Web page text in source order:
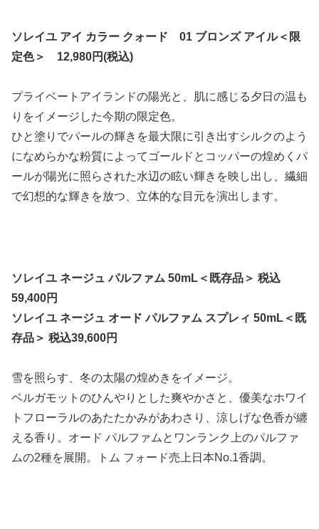
ソレイユ アイ カラー クォード 01 ブロンズ アイル＜限
定色＞ 12,980円(税込)
プライベートアイランドの陽光と、肌に感じる夕日の温も
りをイメージした今期の限定色。
ひと塗りでパールの輝きを最大限に引き出すシルクのよう
になめらかな粉質によってゴールドとコッパーの煌めくパ
ールが陽光に照らされた水辺の眩い輝きを映し出し、繊細
で幻想的な輝きを放つ、立体的な目元を演出します。
ソレイユ ネージュ パルファム 50mL＜既存品＞ 税込
59,400円
ソレイユ ネージュ オード パルファム スプレィ 50mL＜既
存品＞ 税込39,600円
雪を照らす、冬の太陽の煌めきをイメージ。
ベルガモットのひんやりとした爽やかさと、優美なホワイ
トフローラルのあたたかみがあわさり、涼しげな色香が纏
える香り。オード パルファムとワンランク上のパルファ
ムの2種を展開。トム フォード売上日本No.1香調。